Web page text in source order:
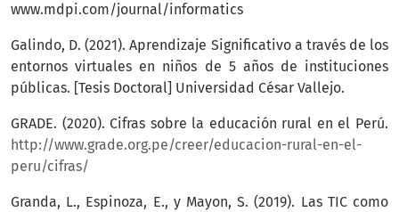
www.mdpi.com/journal/informatics
Galindo, D. (2021). Aprendizaje Significativo a través de los
entornos virtuales en niños de 5 años de instituciones
públicas. [Tesis Doctoral] Universidad César Vallejo.
GRADE. (2020). Cifras sobre la educación rural en el Perú.
http://www.grade.org.pe/creer/educacion-rural-en-el-
peru/cifras/
Granda, L., Espinoza, E., y Mayon, S. (2019). Las TIC como